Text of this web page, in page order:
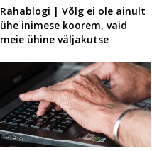
Rahablogi | Võlg ei ole ainult
ühe inimese koorem, vaid
meie ühine väljakutse